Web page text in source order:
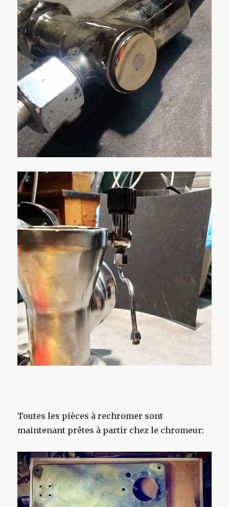
Toutes les pièces à rechromer sont
maintenant prêtes à partir chez le chromeur: